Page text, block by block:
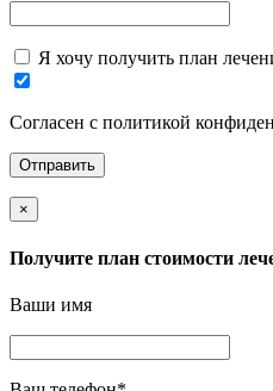
Я хочу получить план
Согласен с политикой
×
Получите план стоимости
Ваши имя